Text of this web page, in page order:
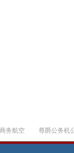
务航空 尊爵公务机